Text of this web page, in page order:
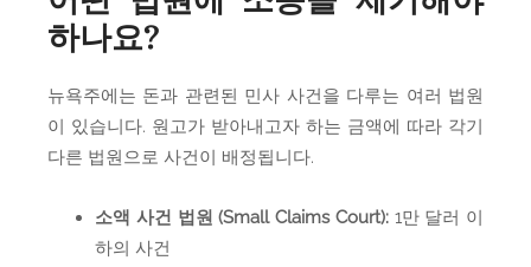
하나요?
뉴욕주에는 돈과 관련된 민사 사건을 다루는 여러 법원
이 있습니다. 원고가 받아내고자 하는 금액에 따라 각기
다른 법원으로 사건이 배정됩니다.
소액 사건 법원 (Small Claims Court):1만 달러 이
하의 사건